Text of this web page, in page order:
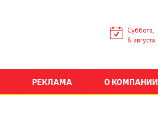
Суббота,
8 августа
РЕКЛАМА О КОМПАНИИ